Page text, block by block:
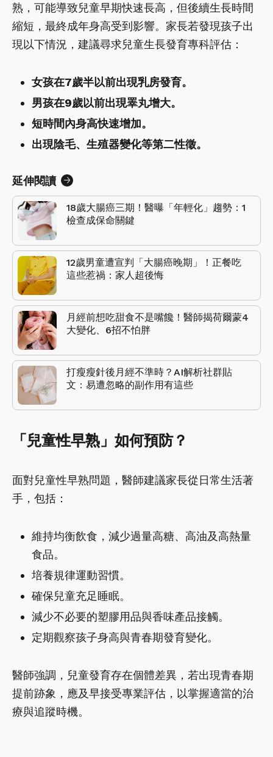
熟，可能導致兒童早期快速長高，但後續生長時間
縮短，最終成年身高受到影響。家長若發現孩子出
現以下情況，建議尋求兒童生長發育專科評估：
女孩在7歲半以前出現乳房發育。
男孩在9歲以前出現睪丸增大。
短時間內身高快速增加。
出現陰毛、生殖器變化等第二性徵。
延伸閱讀
18歲大腸癌三期！醫曝「年輕化」趨勢：1
檢查成保命關鍵
12歲男童遭宣判「大腸癌晚期」！正餐吃
這些惹禍：家人超後悔
月經前想吃甜食不是嘴饞！醫師揭荷爾蒙4
大變化、6招不怕胖
打瘦瘦針後月經不準時？AI解析社群貼
文：易遭忽略的副作用有這些
「兒童性早熟」如何預防？
面對兒童性早熟問題，醫師建議家長從日常生活著
手，包括：
維持均衡飲食，減少過量高糖、高油及高熱量
食品。
培養規律運動習慣。
確保兒童充足睡眠。
減少不必要的塑膠用品與香味產品接觸。
定期觀察孩子身高與青春期發育變化。
醫師強調，兒童發育存在個體差異，若出現青春期
提前跡象，應及早接受專業評估，以掌握適當的治
療與追蹤時機。